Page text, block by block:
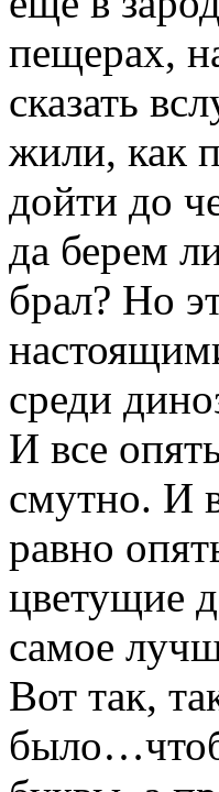
пещерах,
сказать
жили, как
дойти до
да берем
брал? Но
среди
И все
смутно. И
равно
цветущие
самое
Вот так,